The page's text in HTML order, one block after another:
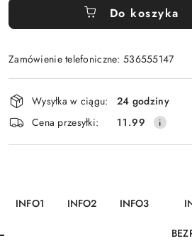
Do koszyka
Zamówienie telefoniczne: 536555147
Wyślij
Dostępność
i
dostawa
Wysyłka w ciągu:
24 godziny
Cena przesyłki:
11.99
INFO1 INFO2 INFO3